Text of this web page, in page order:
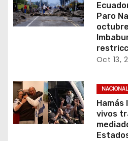
Paro
Oct 13,
Hamás
vivos